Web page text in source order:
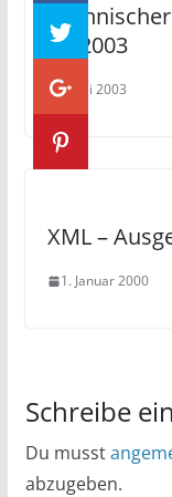
07/2003
4. Juli 2003
XML –
1. Januar 2000
Schreibe
Du musst
abzugeben.